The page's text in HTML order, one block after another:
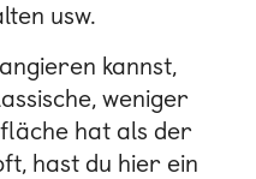
usw.
kannst,
weniger
hat als der
hast du hier ein